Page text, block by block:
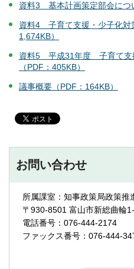
資料3 基本計画策定部会につ
資料4 子育て支援・少子化対
1,674KB）
資料5 平成31年度 子育て支
（PDF：405KB）
議事概要（PDF：164KB）
お問い合わせ
所属課室：知事政策局政策推
〒930-8501 富山市新総曲輪
電話番号：076-444-2174
ファックス番号：076-444-